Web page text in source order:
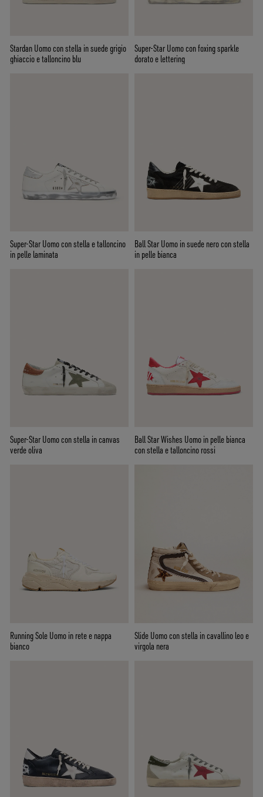
Stardan Uomo con stella in suede grigio
ghiaccio e talloncino blu
Super-Star Uomo con foxing sparkle
dorato e lettering
Super-Star Uomo con stella e talloncino
in pelle laminata
Ball Star Uomo in suede nero con stella
in pelle bianca
Super-Star Uomo con stella in canvas
verde oliva
Ball Star Wishes Uomo in pelle bianca
con stella e talloncino rossi
Running Sole Uomo in rete e nappa
bianco
Slide Uomo con stella in cavallino leo e
virgola nera